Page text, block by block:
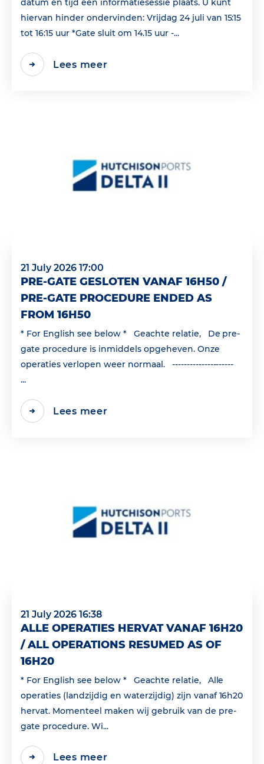
datum en tijd een informatiesessie plaats. U kunt
hiervan hinder ondervinden: Vrijdag 24 juli van 15:15
tot 16:15 uur *Gate sluit om 14.15 uur -...
Lees meer
21 July 2026 17:00
PRE-GATE GESLOTEN VANAF 16H50 /
PRE-GATE PROCEDURE ENDED AS
FROM 16H50
* For English see below * Geachte relatie, De pre-
gate procedure is inmiddels opgeheven. Onze
operaties verlopen weer normaal. ---------------------
...
Lees meer
21 July 2026 16:38
ALLE OPERATIES HERVAT VANAF 16H20
/ ALL OPERATIONS RESUMED AS OF
16H20
* For English see below * Geachte relatie, Alle
operaties (landzijdig en waterzijdig) zijn vanaf 16h20
hervat. Momenteel maken wij gebruik van de pre-
gate procedure. Wi...
Lees meer